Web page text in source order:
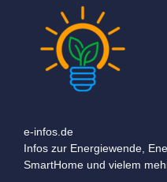
e-infos.de
Infos zur Energiewende,
SmartHome und vielem